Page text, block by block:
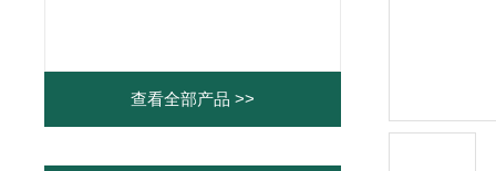
查看全部产品 >>